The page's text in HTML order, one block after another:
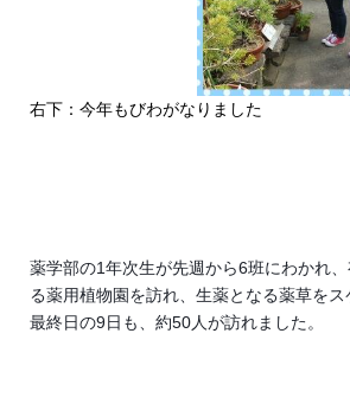
右下：今年もびわがなりました
薬学部の1年次生が先週から6班にわかれ
る薬用植物園を訪れ、生薬となる薬草をス
最終日の9日も、約50人が訪れました。